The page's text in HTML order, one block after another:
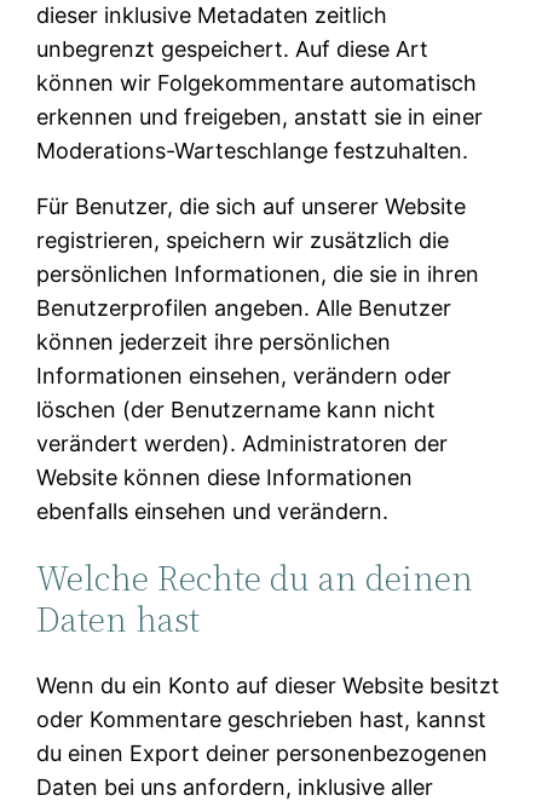
dieser inklusive Metadaten zeitlich
unbegrenzt gespeichert. Auf diese Art
können wir Folgekommentare automatisch
erkennen und freigeben, anstatt sie in einer
Moderations-Warteschlange festzuhalten.
Für Benutzer, die sich auf unserer Website
registrieren, speichern wir zusätzlich die
persönlichen Informationen, die sie in ihren
Benutzerprofilen angeben. Alle Benutzer
können jederzeit ihre persönlichen
Informationen einsehen, verändern oder
löschen (der Benutzername kann nicht
verändert werden). Administratoren der
Website können diese Informationen
ebenfalls einsehen und verändern.
Welche Rechte du an deinen
Daten hast
Wenn du ein Konto auf dieser Website besitzt
oder Kommentare geschrieben hast, kannst
du einen Export deiner personenbezogenen
Daten bei uns anfordern, inklusive aller